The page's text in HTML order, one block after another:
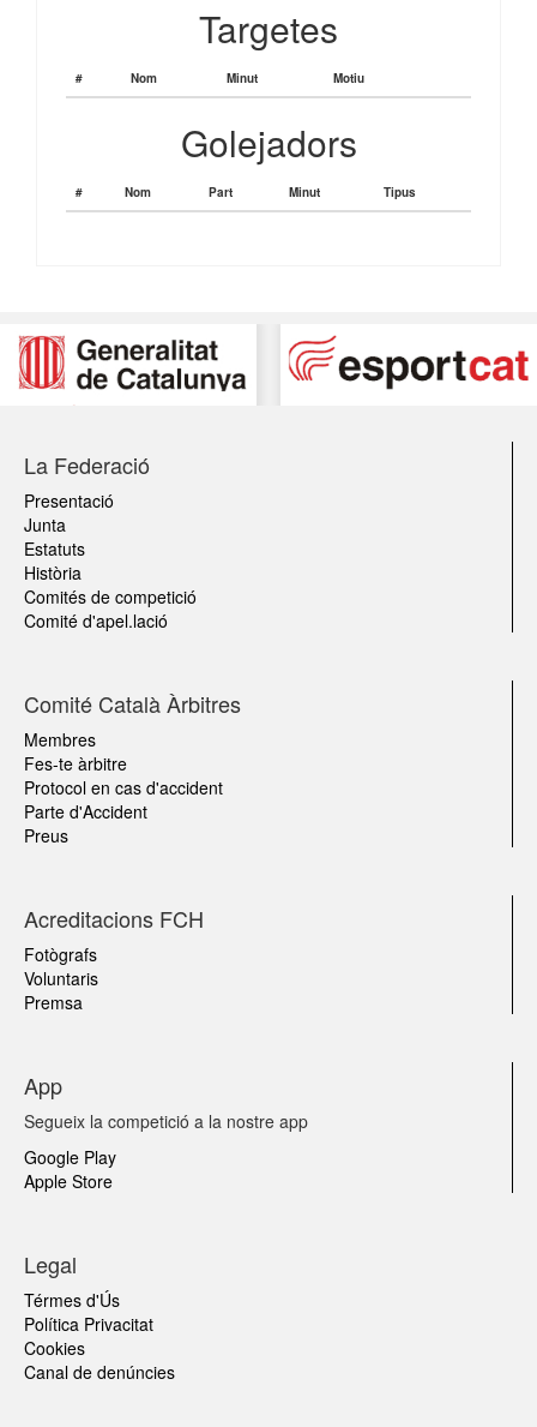
Targetes
# Nom Minut Motiu
Golejadors
# Nom Part Minut Tipus
La Federació
Presentació
Junta
Estatuts
Història
Comités de competició
Comité d'apel.lació
Comité Català Àrbitres
Membres
Fes-te àrbitre
Protocol en cas d'accident
Parte d'Accident
Preus
Acreditacions FCH
Fotògrafs
Voluntaris
Premsa
App
Segueix la competició a la nostre app
Google Play
Apple Store
Legal
Térmes d'Ús
Política Privacitat
Cookies
Canal de denúncies